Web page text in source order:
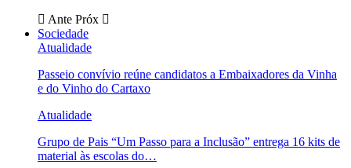
Ante Próx
Sociedade
Atualidade
Passeio convívio reúne candidatos a Embaixadores da Vinha
e do Vinho do Cartaxo
Atualidade
Grupo de Pais “Um Passo para a Inclusão” entrega 16 kits de
material às escolas do…